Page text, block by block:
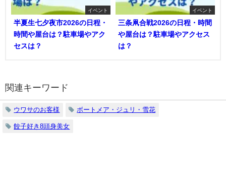
イベント
半夏生七夕夜市2026の日程・
時間や屋台は？駐車場やアク
セスは？
イベント
三条凧合戦2026の日程・時間
や屋台は？駐車場やアクセス
は？
関連キーワード
ウワサのお客様 ボートメア・ジュリ・雪花
餃子好き8頭身美女